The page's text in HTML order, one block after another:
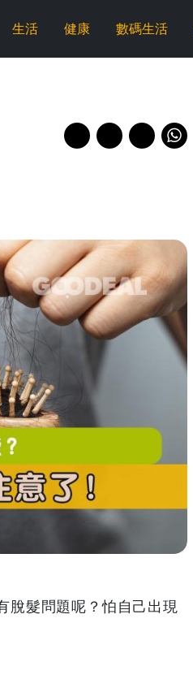
生活 健康 數碼生活
脫髮問題呢？怕自己出現